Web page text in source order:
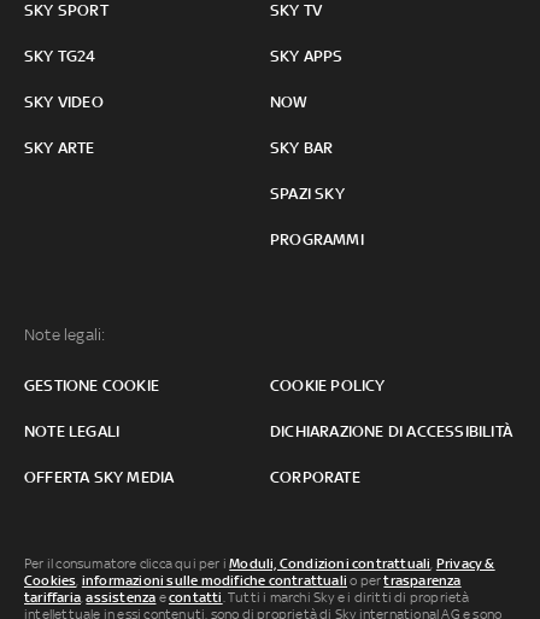
SKY SPORT
SKY TG24
SKY VIDEO
SKY ARTE
SKY TV
SKY APPS
NOW
SKY BAR
SPAZI SKY
PROGRAMMI
Note legali:
GESTIONE COOKIE COOKIE POLICY
NOTE LEGALI DICHIARAZIONE DI ACCESSIBILITÀ
OFFERTA SKY MEDIA CORPORATE
Per il consumatore clicca qui per iModuli, Condizioni contrattuali, Privacy &
Cookies, informazioni sulle modifiche contrattuali o pertrasparenza
tariffaria,assistenza econtatti. Tutti i marchi Sky e i diritti di proprietà
intellettuale in essi contenuti, sono di proprietà di Sky international AG e sono